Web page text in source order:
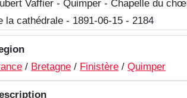
/ Bretagne / Finistère /Quimper